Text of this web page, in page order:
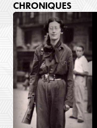
CHRONIQUES